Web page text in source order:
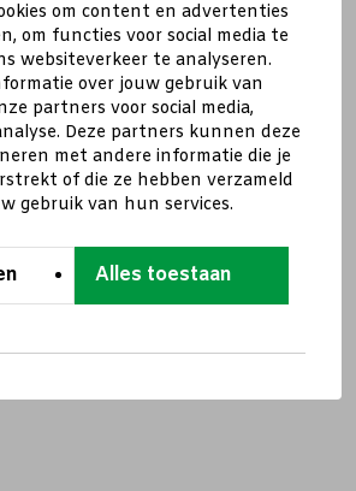
om content en advertenties
om functies voor social media te
websiteverkeer te analyseren.
over jouw gebruik van
partners voor social media,
Deze partners kunnen deze
met andere informatie die je
of die ze hebben verzameld
gebruik van hun services.
Alles toestaan